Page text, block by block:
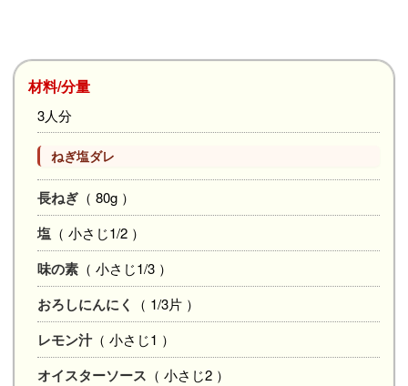
材料/分量
3人分
ねぎ塩ダレ
長ねぎ （ 80g ）
塩 （ 小さじ1/2 ）
味の素 （ 小さじ1/3 ）
おろしにんにく （ 1/3片 ）
レモン汁（ 小さじ1 ）
オイスターソース （ 小さじ2 ）